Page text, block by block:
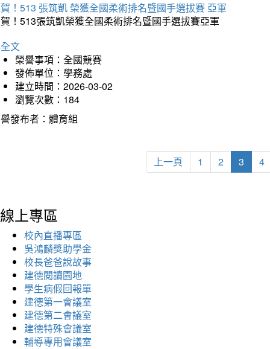
！513 張筑凱 榮獲全國柔術排名暨國手選拔賽 亞軍
！513張筑凱榮獲全國柔術排名暨國手選拔賽亞軍
文
榮譽事項：全國競賽
發佈單位：學務處
建立時間：2026-03-02
瀏覽次數：184
發布者：體育組
上一頁 1 2 3 4
線上專區
校內直播專區
吳鴻麟獎助學金
校長爸爸說故事
建德閱讀園地
學生病假回報單
建德第一會議室
建德第二會議室
建德特殊會議室
輔導專用會議室